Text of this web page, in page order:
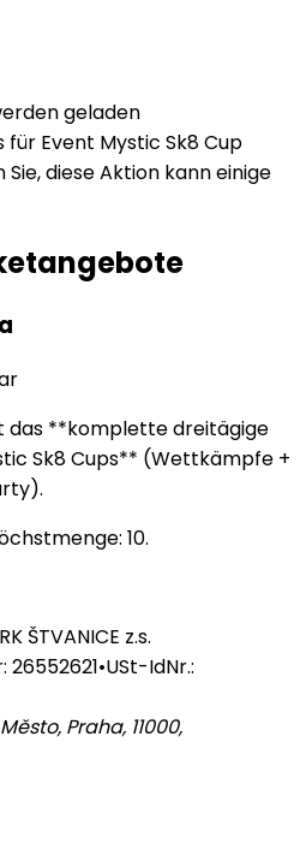
geladen
Event Mystic Sk8 Cup
diese Aktion kann einige
das **komplette dreitägige
Sk8 Cups** (Wettkämpfe +
10.
ŠTVANICE z.s.
•USt-IdNr.:
Praha, 11000,